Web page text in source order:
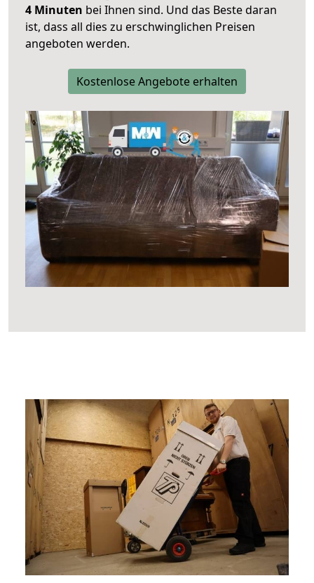
4 Minuten bei Ihnen sind. Und das Beste daran
ist, dass all dies zu erschwinglichen Preisen
angeboten werden.
Kostenlose Angebote erhalten